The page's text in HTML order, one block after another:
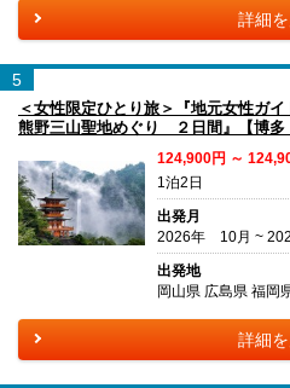
詳細
5
＜女性限定ひとり旅＞『地元女性ガ
熊野三山聖地めぐり ２日間』【博多
124,900円 ～
1泊2日
出発月
2026年 10月 ~
出発地
岡山県 広島県 福岡
詳細